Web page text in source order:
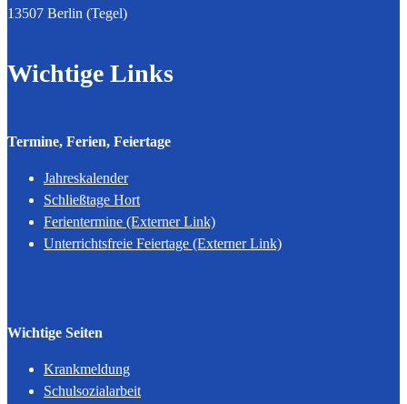
13507 Berlin (Tegel)
Wichtige Links
Termine, Ferien, Feiertage
Jahreskalender
Schließtage Hort
Ferientermine (Externer Link)
Unterrichtsfreie Feiertage (Externer Link)
Wichtige Seiten
Krankmeldung
Schulsozialarbeit